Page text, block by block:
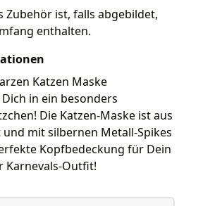
Zubehör ist, falls abgebildet,
enthalten.
Katzen Maske
in ein besonders
Die Katzen-Maske ist aus
mit silbernen Metall-Spikes
Kopfbedeckung für Dein
Karnevals-Outfit!